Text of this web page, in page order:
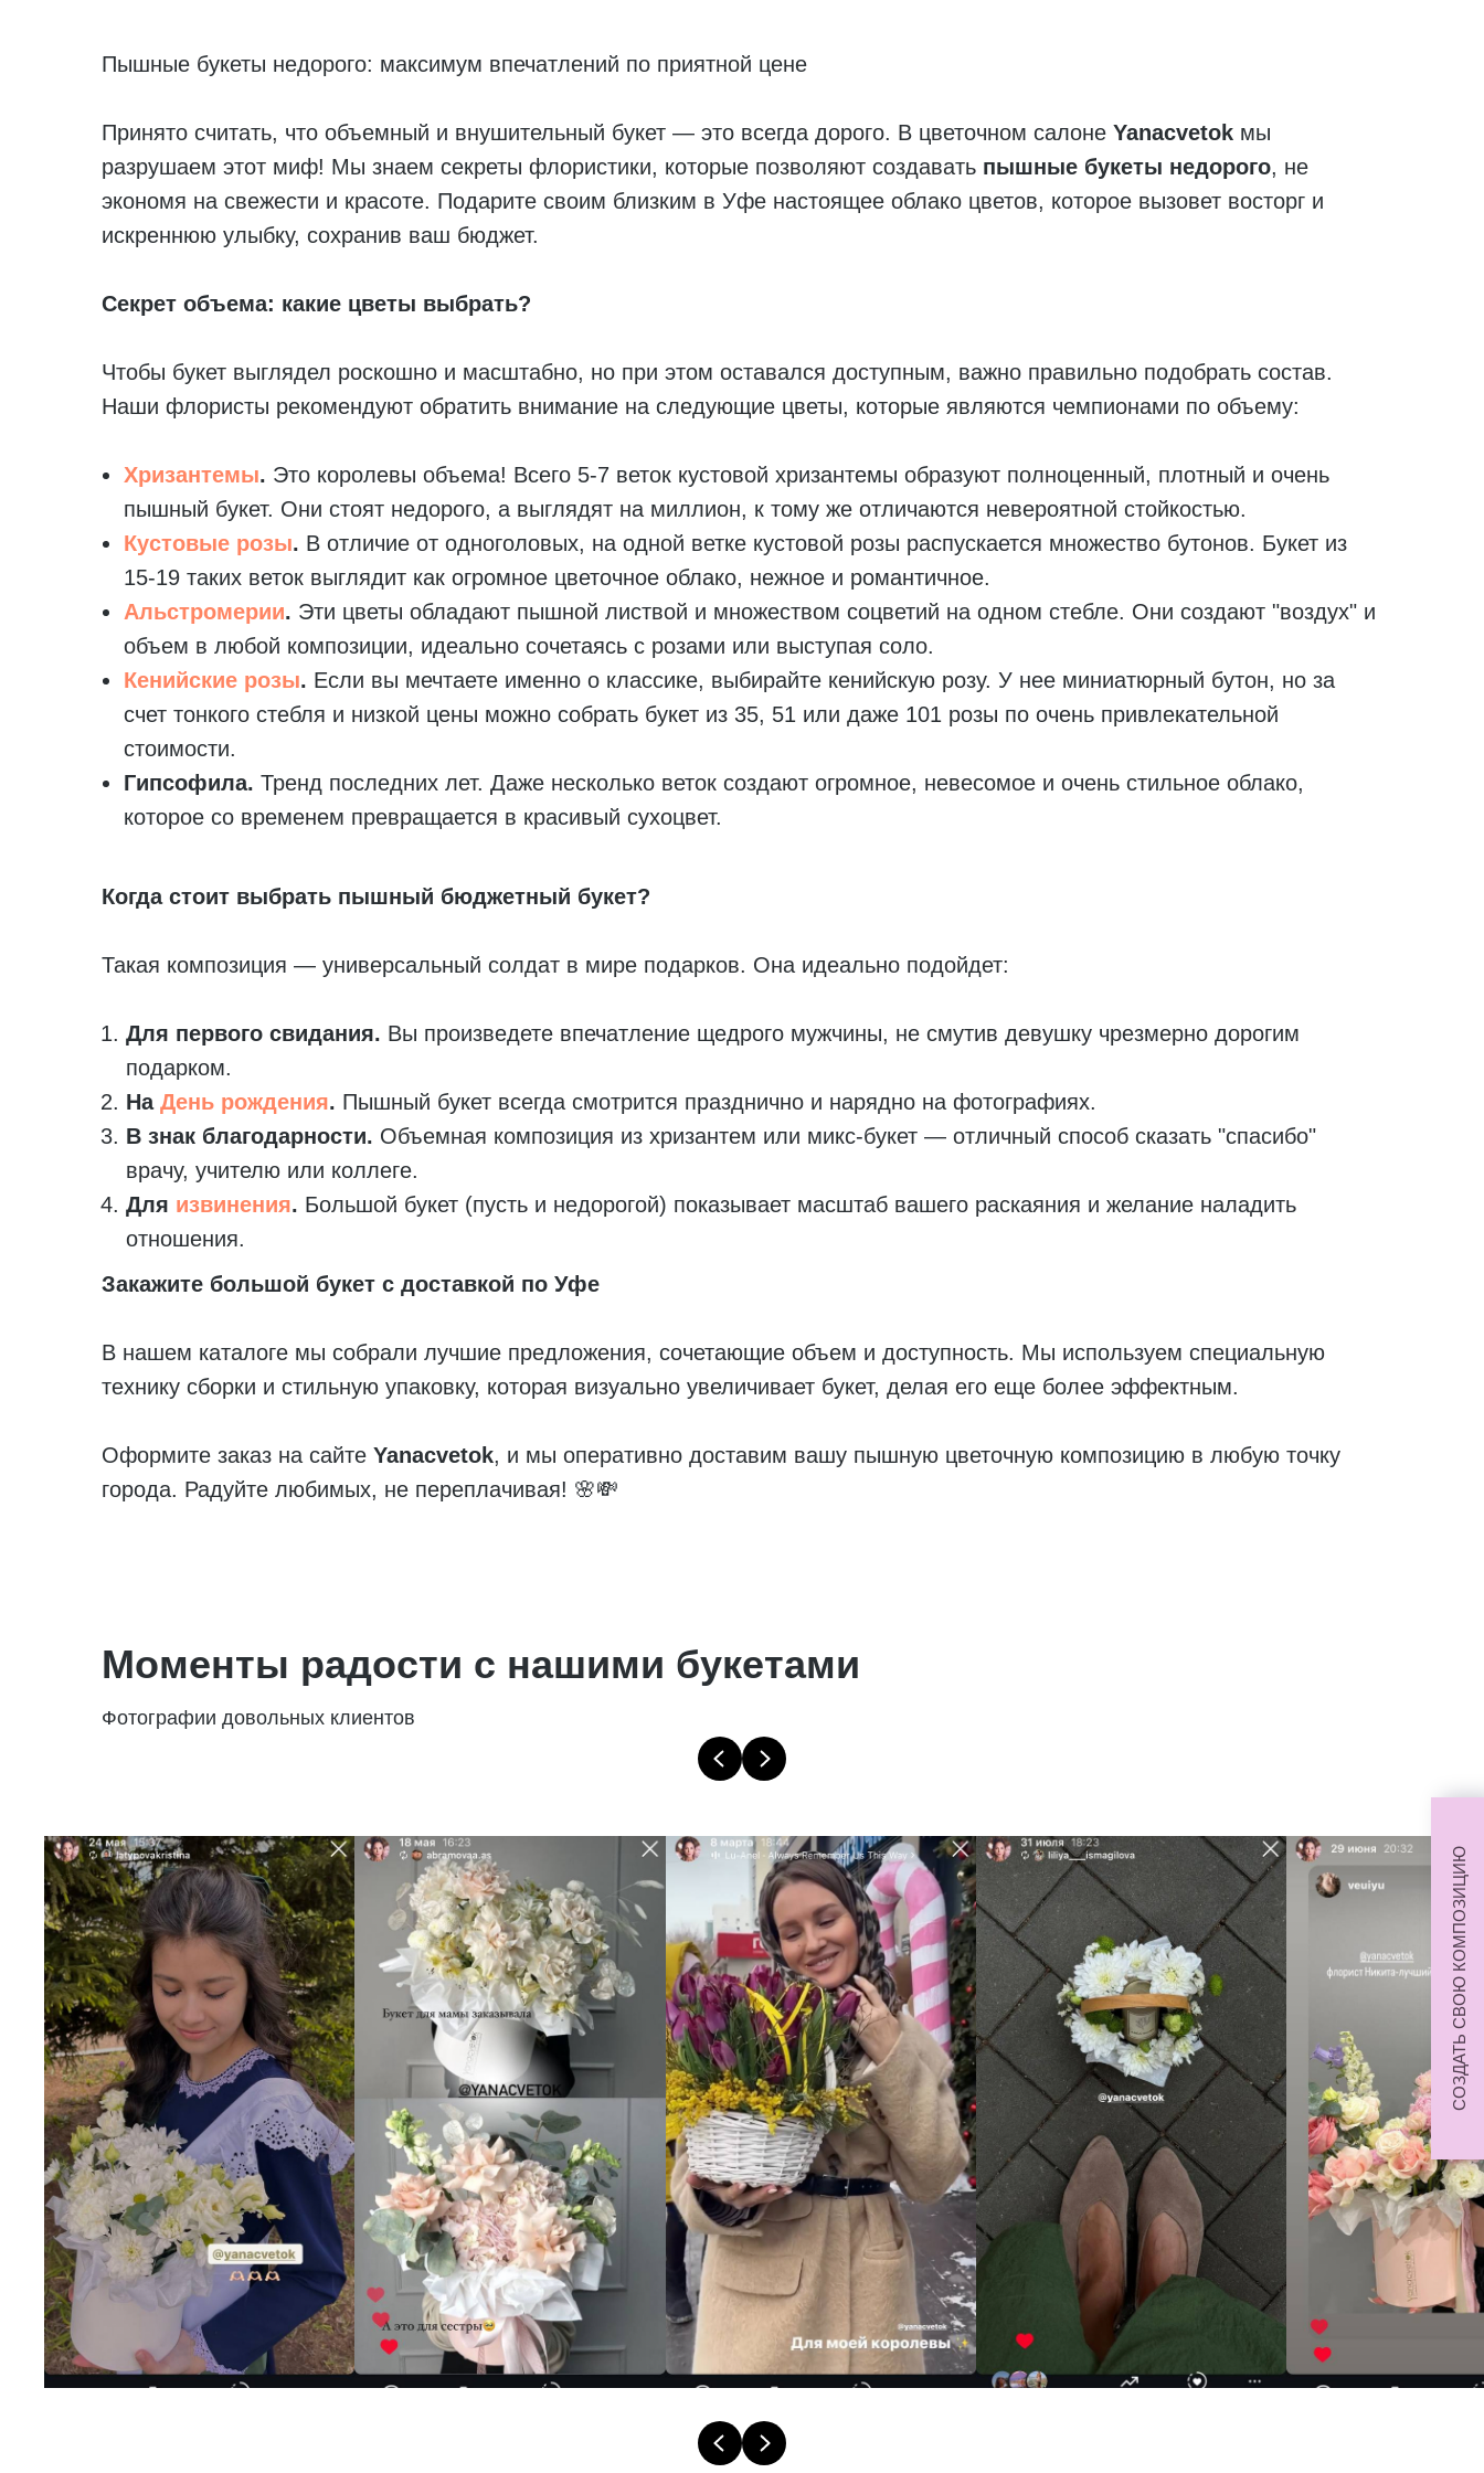
Пышные букеты недорого: максимум впечатлений по приятной цене
Принято считать, что объемный и внушительный букет — это всегда дорого. В цветочном салоне Yanacvetok мы
разрушаем этот миф! Мы знаем секреты флористики, которые позволяют создавать пышные букеты недорого, не
экономя на свежести и красоте. Подарите своим близким в Уфе настоящее облако цветов, которое вызовет восторг и
искреннюю улыбку, сохранив ваш бюджет.
Секрет объема: какие цветы выбрать?
Чтобы букет выглядел роскошно и масштабно, но при этом оставался доступным, важно правильно подобрать состав.
Наши флористы рекомендуют обратить внимание на следующие цветы, которые являются чемпионами по объему:
Хризантемы. Это королевы объема! Всего 5-7 веток кустовой хризантемы образуют полноценный, плотный и очень
пышный букет. Они стоят недорого, а выглядят на миллион, к тому же отличаются невероятной стойкостью.
Кустовые розы. В отличие от одноголовых, на одной ветке кустовой розы распускается множество бутонов. Букет из
15-19 таких веток выглядит как огромное цветочное облако, нежное и романтичное.
Альстромерии. Эти цветы обладают пышной листвой и множеством соцветий на одном стебле. Они создают "воздух" и
объем в любой композиции, идеально сочетаясь с розами или выступая соло.
Кенийские розы. Если вы мечтаете именно о классике, выбирайте кенийскую розу. У нее миниатюрный бутон, но за
счет тонкого стебля и низкой цены можно собрать букет из 35, 51 или даже 101 розы по очень привлекательной
стоимости.
Гипсофила. Тренд последних лет. Даже несколько веток создают огромное, невесомое и очень стильное облако,
которое со временем превращается в красивый сухоцвет.
Когда стоит выбрать пышный бюджетный букет?
Такая композиция — универсальный солдат в мире подарков. Она идеально подойдет:
Для первого свидания. Вы произведете впечатление щедрого мужчины, не смутив девушку чрезмерно дорогим
подарком.
На День рождения. Пышный букет всегда смотрится празднично и нарядно на фотографиях.
В знак благодарности. Объемная композиция из хризантем или микс-букет — отличный способ сказать "спасибо"
врачу, учителю или коллеге.
Для извинения. Большой букет (пусть и недорогой) показывает масштаб вашего раскаяния и желание наладить
отношения.
Закажите большой букет с доставкой по Уфе
В нашем каталоге мы собрали лучшие предложения, сочетающие объем и доступность. Мы используем специальную
технику сборки и стильную упаковку, которая визуально увеличивает букет, делая его еще более эффектным.
Оформите заказ на сайте Yanacvetok, и мы оперативно доставим вашу пышную цветочную композицию в любую точку
города. Радуйте любимых, не переплачивая! 🌸💸
Моменты радости с нашими букетами
Фотографии довольных клиентов
Оставьте Ваш номер телефона и мы свяжемся с Вами
Нажимая на кнопку Вы принимаете условияполитики конфиденциальности
ДА ПЕРЕЗВОНИТЕ МНЕ!
СОЗДАТЬ СВОЮ КОМПОЗИЦИЮ